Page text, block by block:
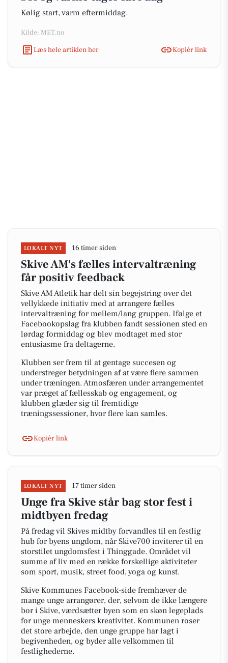
Kølig start, varm eftermiddag.
Kilde: MET.no
Læs hele artiklen her
Kopiér link
LOKALT NYT 16 timer siden
Skive AM's fælles intervaltræning
får positiv feedback
Skive AM Atletik har delt sin begejstring over det
vellykkede initiativ med at arrangere fælles
intervaltræning for mellem/lang gruppen. Ifølge et
Facebookopslag fra klubben fandt sessionen sted en
lørdag formiddag og blev modtaget med stor
entusiasme fra deltagerne.
Klubben ser frem til at gentage succesen og
understreger betydningen af at være flere sammen
under træningen. Atmosfæren under arrangementet
var præget af fællesskab og engagement, og
klubben glæder sig til fremtidige
træningssessioner, hvor flere kan samles.
Kopiér link
LOKALT NYT 17 timer siden
Unge fra Skive står bag stor fest i
midtbyen fredag
På fredag vil Skives midtby forvandles til en festlig
hub for byens ungdom, når Skive700 inviterer til en
storstilet ungdomsfest i Thinggade. Området vil
summe af liv med en række forskellige aktiviteter
som sport, musik, street food, yoga og kunst.
Skive Kommunes Facebook-side fremhæver de
mange unge arrangører, der, selvom de ikke længere
bor i Skive, værdsætter byen som en skøn legeplads
for unge menneskers kreativitet. Kommunen roser
det store arbejde, den unge gruppe har lagt i
begivenheden, og byder alle velkommen til
festlighederne.